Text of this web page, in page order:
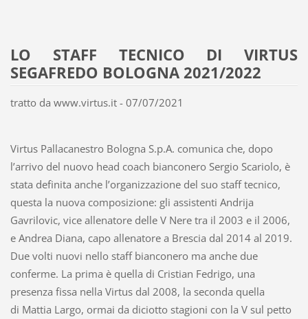
LO STAFF TECNICO DI VIRTUS
SEGAFREDO BOLOGNA 2021/2022
tratto da www.virtus.it - 07/07/2021
Virtus Pallacanestro Bologna S.p.A. comunica che, dopo
l’arrivo del nuovo head coach bianconero Sergio Scariolo, è
stata definita anche l’organizzazione del suo staff tecnico,
questa la nuova composizione: gli assistenti Andrija
Gavrilovic, vice allenatore delle V Nere tra il 2003 e il 2006,
e Andrea Diana, capo allenatore a Brescia dal 2014 al 2019.
Due volti nuovi nello staff bianconero ma anche due
conferme. La prima è quella di Cristian Fedrigo, una
presenza fissa nella Virtus dal 2008, la seconda quella
di Mattia Largo, ormai da diciotto stagioni con la V sul petto